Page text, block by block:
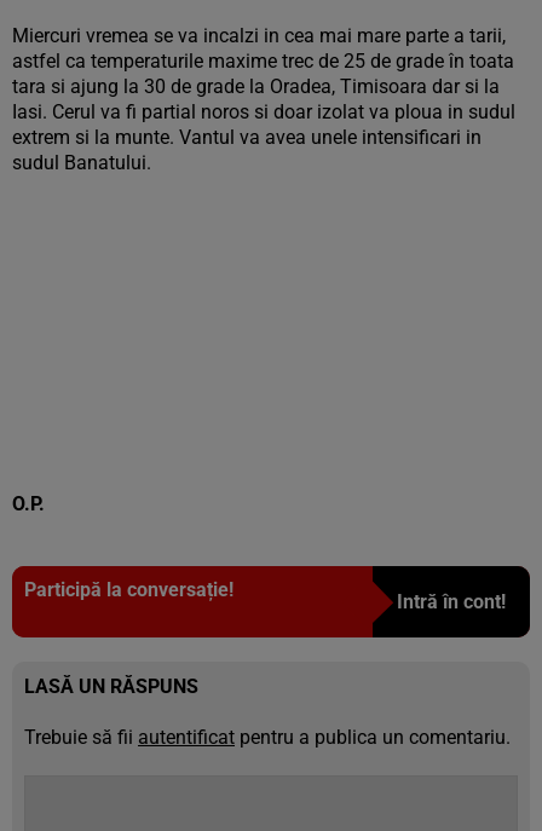
Miercuri vremea se va incalzi in cea mai mare parte a tarii,
astfel ca temperaturile maxime trec de 25 de grade în toata
tara si ajung la 30 de grade la Oradea, Timisoara dar si la
Iasi. Cerul va fi partial noros si doar izolat va ploua in sudul
extrem si la munte. Vantul va avea unele intensificari in
sudul Banatului.
O.P.
Participă la conversație!
Intră în cont!
LASĂ UN RĂSPUNS
Trebuie să fii autentificat pentru a publica un comentariu.